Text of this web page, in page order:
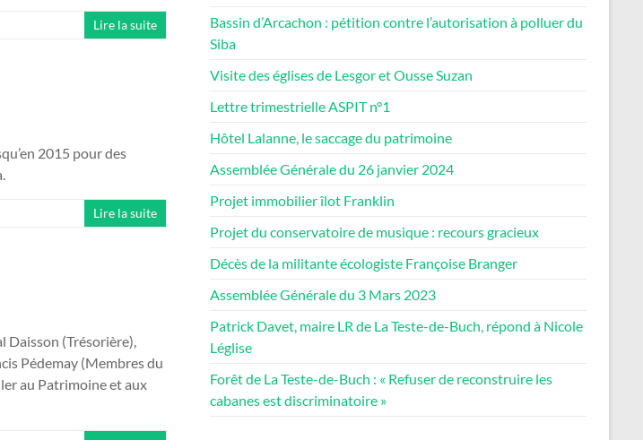
Lire la suite
2015 pour des
Lire la suite
Daisson (Trésorière),
Pédemay (Membres du
au Patrimoine et aux
Bassin d’Arcachon : pétition contre l’autorisation à polluer du
Siba
Visite des églises de Lesgor et Ousse Suzan
Lettre trimestrielle ASPIT n°1
Hôtel Lalanne, le saccage du patrimoine
Assemblée Générale du 26 janvier 2024
Projet immobilier îlot Franklin
Projet du conservatoire de musique : recours gracieux
Décès de la militante écologiste Françoise Branger
Assemblée Générale du 3 Mars 2023
Patrick Davet, maire LR de La Teste-de-Buch, répond à Nicole
Léglise
Forêt de La Teste-de-Buch : « Refuser de reconstruire les
cabanes est discriminatoire »